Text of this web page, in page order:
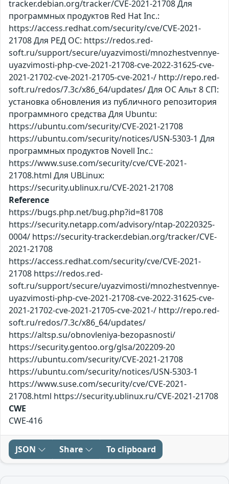
tracker.debian.org/tracker/CVE-2021-21708 Для
программных продуктов Red Hat Inc.:
https://access.redhat.com/security/cve/CVE-2021-
21708 Для РЕД ОС: https://redos.red-
soft.ru/support/secure/uyazvimosti/mnozhestvennye-
uyazvimosti-php-cve-2021-21708-cve-2022-31625-cve-
2021-21702-cve-2021-21705-cve-2021-/ http://repo.red-
soft.ru/redos/7.3c/x86_64/updates/ Для ОС Альт 8 СП:
установка обновления из публичного репозитория
программного средства Для Ubuntu:
https://ubuntu.com/security/CVE-2021-21708
https://ubuntu.com/security/notices/USN-5303-1 Для
программных продуктов Novell Inc.:
https://www.suse.com/security/cve/CVE-2021-
21708.html Для UBLinux:
https://security.ublinux.ru/CVE-2021-21708
Reference
https://bugs.php.net/bug.php?id=81708
https://security.netapp.com/advisory/ntap-20220325-
0004/ https://security-tracker.debian.org/tracker/CVE-
2021-21708
https://access.redhat.com/security/cve/CVE-2021-
21708 https://redos.red-
soft.ru/support/secure/uyazvimosti/mnozhestvennye-
uyazvimosti-php-cve-2021-21708-cve-2022-31625-cve-
2021-21702-cve-2021-21705-cve-2021-/ http://repo.red-
soft.ru/redos/7.3c/x86_64/updates/
https://altsp.su/obnovleniya-bezopasnosti/
https://security.gentoo.org/glsa/202209-20
https://ubuntu.com/security/CVE-2021-21708
https://ubuntu.com/security/notices/USN-5303-1
https://www.suse.com/security/cve/CVE-2021-
21708.html https://security.ublinux.ru/CVE-2021-21708
CWE
CWE-416
JSON Share To clipboard